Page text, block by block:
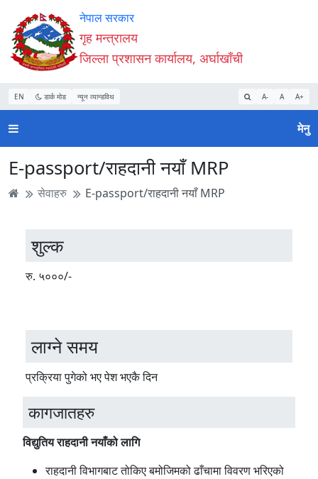
Accessibility
Mode
सुरु
गर्नुहोस्
सामाग्री
पढ्नुहाेस्
नेभिगेसन
पढ्नुहाेस्
वेबसाइट
खोजमा
जानुहोस्
नेपाल सरकार
गृह मन्त्रालय
जिल्ला प्रशासन कार्यालय, अर्घाखाँची
EN डार्क मोड न्यून व्यान्डविथ A- A A+
मेनु
E-passport/राहदानी नयाँ MRP
सेवाहरु E-passport/राहदानी नयाँ MRP
शुल्क
रु. ५०००/-
लाग्ने समय
प्रक्रिया पुगेको भए पेश भएकै दिन
कागजातहरु
विद्य‌ुतिय राहदानी नयाँको लागि
राहदानी विभागबाट तोकिए बमोजिमको ढाँचामा विवरण भरिएको